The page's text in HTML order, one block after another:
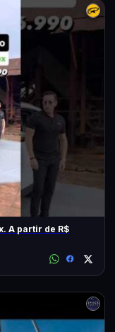
A partir de R$